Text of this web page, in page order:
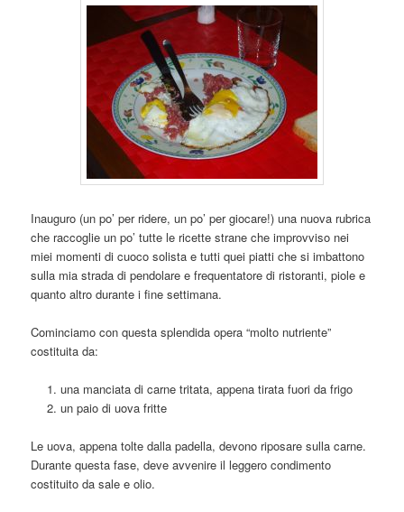
Inauguro (un po’ per ridere, un po’ per giocare!) una nuova rubrica
che raccoglie un po’ tutte le ricette strane che improvviso nei
miei momenti di cuoco solista e tutti quei piatti che si imbattono
sulla mia strada di pendolare e frequentatore di ristoranti, piole e
quanto altro durante i fine settimana.
Cominciamo con questa splendida opera “molto nutriente”
costituita da:
una manciata di carne tritata, appena tirata fuori da frigo
un paio di uova fritte
Le uova, appena tolte dalla padella, devono riposare sulla carne.
Durante questa fase, deve avvenire il leggero condimento
costituito da sale e olio.